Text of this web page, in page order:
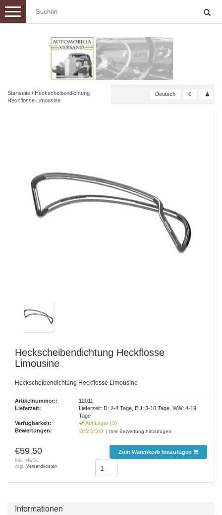
Toggle
navigation
Startseite / Heckscheibendichtung
Heckflosse Limousine
Deutsch €
Heckscheibendichtung Heckflosse
Limousine
Heckscheibendichtung Heckflosse Limousine
Artikelnummer::
12011
Lieferzeit:
Lieferzeit: D: 2-4 Tage, EU: 3-10 Tage, WW: 4-19
Tage
Verfügbarkeit:
Auf Lager (3)
Bewertungen:
| Ihre Bewertung hinzufügen
€59,50
Inkl. MwSt.
zzgl. Versandkosten
Zum Warenkorb hinzufügen
Informationen